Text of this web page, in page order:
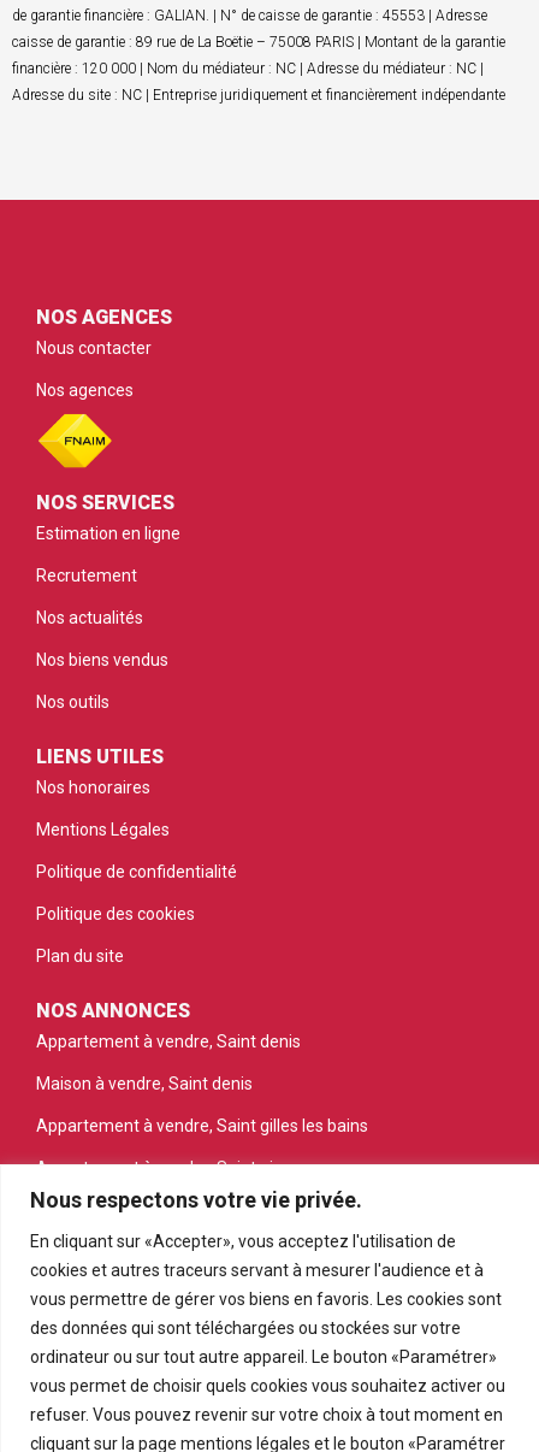
Nous respectons votre vie privée.
En cliquant sur «Accepter», vous acceptez l'utilisation de
cookies et autres traceurs servant à mesurer l'audience et à
vous permettre de gérer vos biens en favoris. Les cookies sont
des données qui sont téléchargées ou stockées sur votre
ordinateur ou sur tout autre appareil. Le bouton «Paramétrer»
vous permet de choisir quels cookies vous souhaitez activer ou
refuser. Vous pouvez revenir sur votre choix à tout moment en
cliquant sur la page mentions légales et le bouton «Paramétrer
de garantie financière : GALIAN. | N° de caisse de garantie : 45553 | Adresse
caisse de garantie : 89 rue de La Boëtie – 75008 PARIS | Montant de la garantie
financière : 120 000 | Nom du médiateur : NC | Adresse du médiateur : NC |
Adresse du site : NC | Entreprise juridiquement et financièrement indépendante
NOS AGENCES
Nous contacter
Nos agences
NOS SERVICES
Estimation en ligne
Recrutement
Nos actualités
Nos biens vendus
Nos outils
LIENS UTILES
Nos honoraires
Mentions Légales
Politique de confidentialité
Politique des cookies
Plan du site
NOS ANNONCES
Appartement à vendre, Saint denis
Maison à vendre, Saint denis
Appartement à vendre, Saint gilles les bains
Appartement à vendre, Saint pierre
Appartement à vendre, Le tampon
Terrain à vendre, Petite ile